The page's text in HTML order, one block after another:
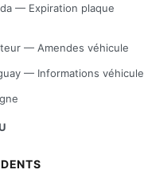
— Expiration plaque
— Amendes véhicule
— Informations véhicule